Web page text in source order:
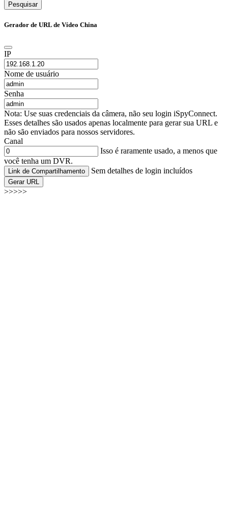
Pesquisar
Gerador de URL de Vídeo China
IP
Nome de usuário
Senha
Nota: Use suas credenciais da câmera, não seu login iSpyConnect.
Esses detalhes são usados apenas localmente para gerar sua URL e
não são enviados para nossos servidores.
Canal
Isso é raramente usado, a menos que
você tenha um DVR.
Link de Compartilhamento Sem detalhes de login incluídos
Gerar URL
>>>>>